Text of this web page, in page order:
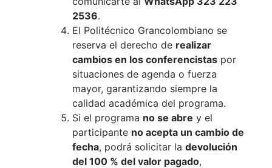
2536.
El Politécnico Grancolombiano se
reserva el derecho de realizar
cambios en los conferencistas por
situaciones de agenda o fuerza
mayor, garantizando siempre la
calidad académica del programa.
Si el programa no se abre y el
participante no acepta un cambio de
fecha, podrá solicitar la devolución
del 100 % del valor pagado,